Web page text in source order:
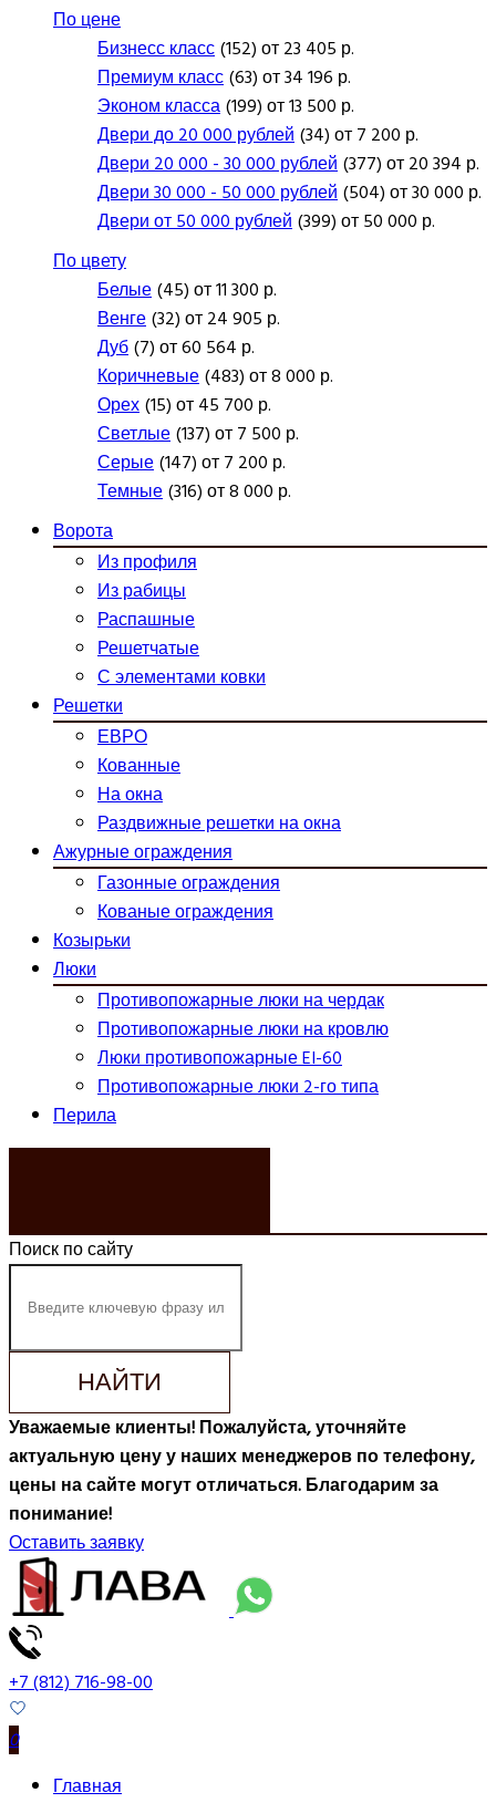
По цене
Бизнесс класс(152) от 23 405 р.
Премиум класс(63) от 34 196 р.
Эконом класса(199) от 13 500 р.
Двери до 20 000 рублей(34) от 7 200 р.
Двери 20 000 - 30 000 рублей(377) от 20 394 р.
Двери 30 000 - 50 000 рублей(504) от 30 000 р.
Двери от 50 000 рублей(399) от 50 000 р.
По цвету
Белые(45) от 11 300 р.
Венге(32) от 24 905 р.
Дуб(7) от 60 564 р.
Коричневые(483) от 8 000 р.
Орех(15) от 45 700 р.
Светлые(137) от 7 500 р.
Серые(147) от 7 200 р.
Темные(316) от 8 000 р.
Ворота
Из профиля
Из рабицы
Распашные
Решетчатые
С элементами ковки
Решетки
ЕВРО
Кованные
На окна
Раздвижные решетки на окна
Ажурные ограждения
Газонные ограждения
Кованые ограждения
Козырьки
Люки
Противопожарные люки на чердак
Противопожарные люки на кровлю
Люки противопожарные EI-60
Противопожарные люки 2-го типа
Перила
Поиск по сайту
НАЙТИ
Уважаемые клиенты! Пожалуйста, уточняйте
актуальную цену у наших менеджеров по телефону,
цены на сайте могут отличаться. Благодарим за
понимание!
Оставить заявку
+7 (812) 716-98-00
0
Главная